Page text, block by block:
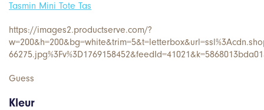
Tasmin Mini Tote Tas
https://images2.productserve.com/?
Guess
Kleur